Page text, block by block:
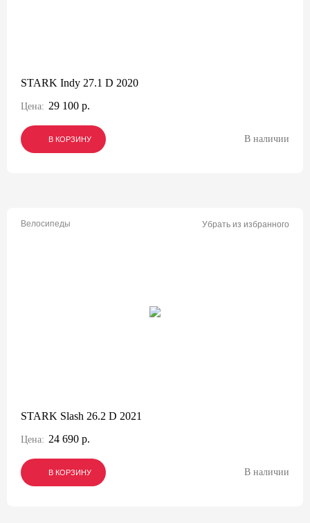
STARK Indy 27.1 D 2020
Цена: 29 100 р.
В КОРЗИНУ
В КОРЗИНУ
В КОРЗИНУ В наличии
Велосипеды Убрать из избранного
STARK Slash 26.2 D 2021
Цена: 24 690 р.
В КОРЗИНУ
В КОРЗИНУ
В КОРЗИНУ В наличии